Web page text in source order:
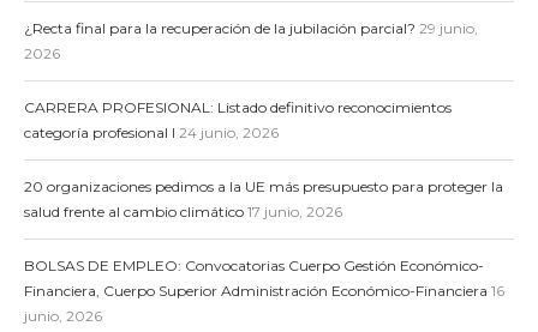
¿Recta final para la recuperación de la jubilación parcial? 29 junio,
2026
CARRERA PROFESIONAL: Listado definitivo reconocimientos
categoría profesional I 24 junio, 2026
20 organizaciones pedimos a la UE más presupuesto para proteger la
salud frente al cambio climático 17 junio, 2026
BOLSAS DE EMPLEO: Convocatorias Cuerpo Gestión Económico-
Financiera, Cuerpo Superior Administración Económico-Financiera 16
junio, 2026